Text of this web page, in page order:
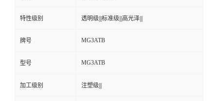
特性级别 透明级|||标准级|||高光泽|||
牌号 MG3ATB
型号 MG3ATB
加工级别 注塑级|||